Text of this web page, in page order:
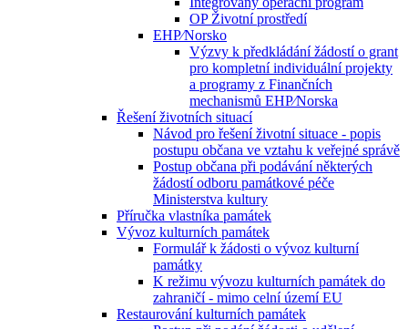
OP Životní prostředí
EHP⁄Norsko
Výzvy k předkládání žádostí o grant
pro kompletní individuální projekty
a programy z Finančních
mechanismů EHP⁄Norska
Řešení životních situací
Návod pro řešení životní situace - popis
postupu občana ve vztahu k veřejné správě
Postup občana při podávání některých
žádostí odboru památkové péče
Ministerstva kultury
Příručka vlastníka památek
Vývoz kulturních památek
Formulář k žádosti o vývoz kulturní
památky
K režimu vývozu kulturních památek do
zahraničí - mimo celní území EU
Restaurování kulturních památek